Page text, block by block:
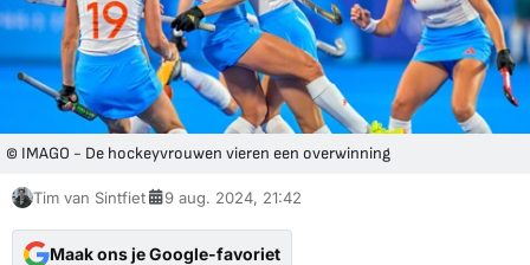
© IMAGO - De hockeyvrouwen vieren een overwinning
Tim van Sintfiet 9 aug. 2024, 21:42
Maak ons je Google-favoriet